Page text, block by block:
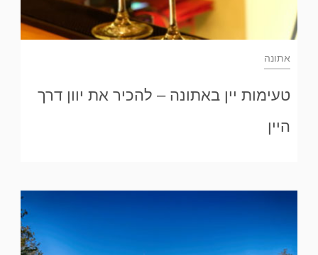
אתונה
טעימות יין באתונה – להכיר את יוון דרך
היין